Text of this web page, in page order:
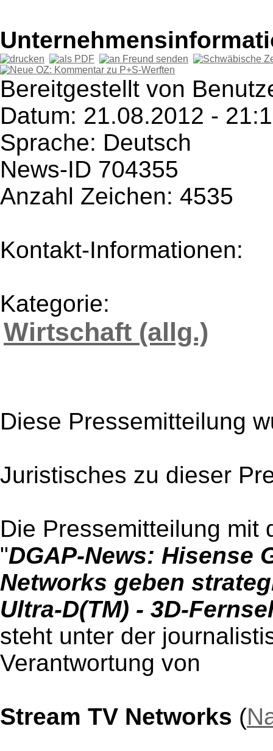
Bereitgestellt von
Datum: 21.08.2012 -
Sprache: Deutsch
News-ID 704355
Anzahl Zeichen: 4535
Kontakt-Informationen:
Kategorie:
Wirtschaft (allg.)
Diese Pressemitteilung
Juristisches zu dieser
Die Pressemitteilung mit
"DGAP-News: Hisense
Networks geben
Ultra-D(TM) - 3D-
steht unter der
Verantwortung von
Stream TV Networks (